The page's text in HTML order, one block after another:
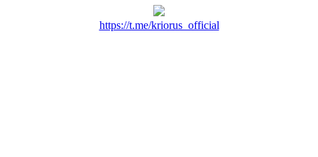
https://t.me/kriorus_official